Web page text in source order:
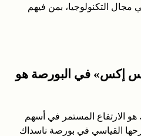
مجال التكنولوجيا، بمن فيهم
إكس» في البورصة هو
هو الارتفاع المستمر في أسهم
القياسي في بورصة ناسداك